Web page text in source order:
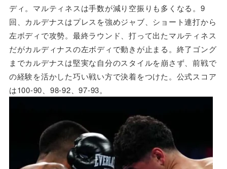
ディ。マルティネスは手数が減り空振りも多くなる。9
回、カルデナスはプレスを強めジャブ、ショート連打から
左ボディで攻勢。最終ラウンド、打って出たマルティネス
だがカルディナスの左ボディで動きが止まる。終了ゴング
までカルデナスは堅実な自分のスタイルを崩さず、前戦で
の経験を活かした巧い戦い方で決着をつけた。公式スコア
は100-90、98-92、97-93。